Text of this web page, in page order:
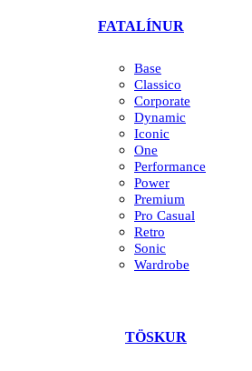
FATALÍNUR
Base
Classico
Corporate
Dynamic
Iconic
One
Performance
Power
Premium
Pro Casual
Retro
Sonic
Wardrobe
TÖSKUR